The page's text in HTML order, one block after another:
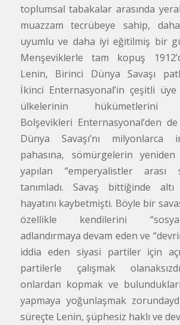
toplumsal tabakalar arasında
muazzam tecrübeye sahip,
uyumlu ve daha iyi eğitilmiş bir
Menşeviklerle tam kopuş
Lenin, Birinci Dünya Savaşı
İkinci Enternasyonal’in çeşitli
ülkelerinin hükümetlerini
Bolşevikleri Enternasyonal’den de
Dünya Savaşı’nı milyonlarca
pahasına, sömürgelerin yeniden
yapılan “emperyalistler arası
tanımladı. Savaş bittiğinde
hayatını kaybetmişti. Böyle bir
özellikle kendilerini
adlandırmaya devam eden ve
iddia eden siyasi partiler için
partilerle çalışmak
onlardan kopmak ve
yapmaya yoğunlaşmak
süreçte Lenin, şüphesiz haklı ve